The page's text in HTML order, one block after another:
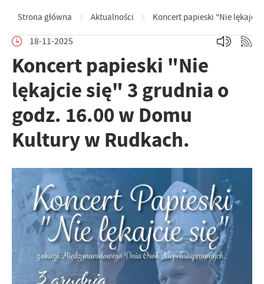
Strona główna Aktualności Koncert papieski "Nie
18-11-2025
Koncert papieski "Nie
lękajcie się" 3 grudnia o
godz. 16.00 w Domu
Kultury w Rudkach.